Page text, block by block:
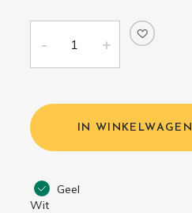
IN WINKELWAGEN
Geel
Wit